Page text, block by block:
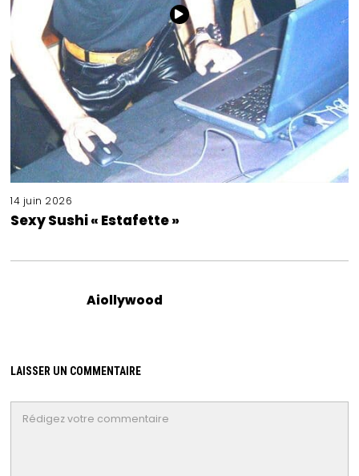
14 juin 2026
Sexy Sushi « Estafette »
Aiollywood
LAISSER UN COMMENTAIRE